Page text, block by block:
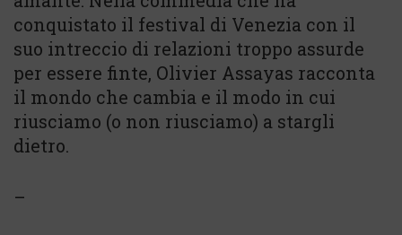
conquistato il festival di Venezia con il
suo intreccio di relazioni troppo assurde
per essere finte, Olivier Assayas racconta
il mondo che cambia e il modo in cui
riusciamo (o non riusciamo) a stargli
dietro.
–